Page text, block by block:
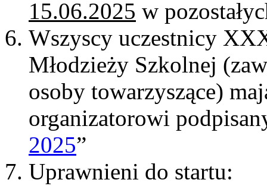
15.06.2025 w
Wszyscy uczestnicy
Młodzieży Szkolnej
osoby towarzyszące)
organizatorowi
2025”
Uprawnieni do startu: